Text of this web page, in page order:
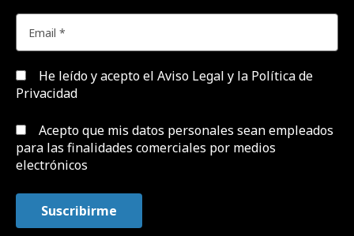
He leído y acepto el Aviso Legal y la Política de
Privacidad
Acepto que mis datos personales sean empleados
para las finalidades comerciales por medios
electrónicos